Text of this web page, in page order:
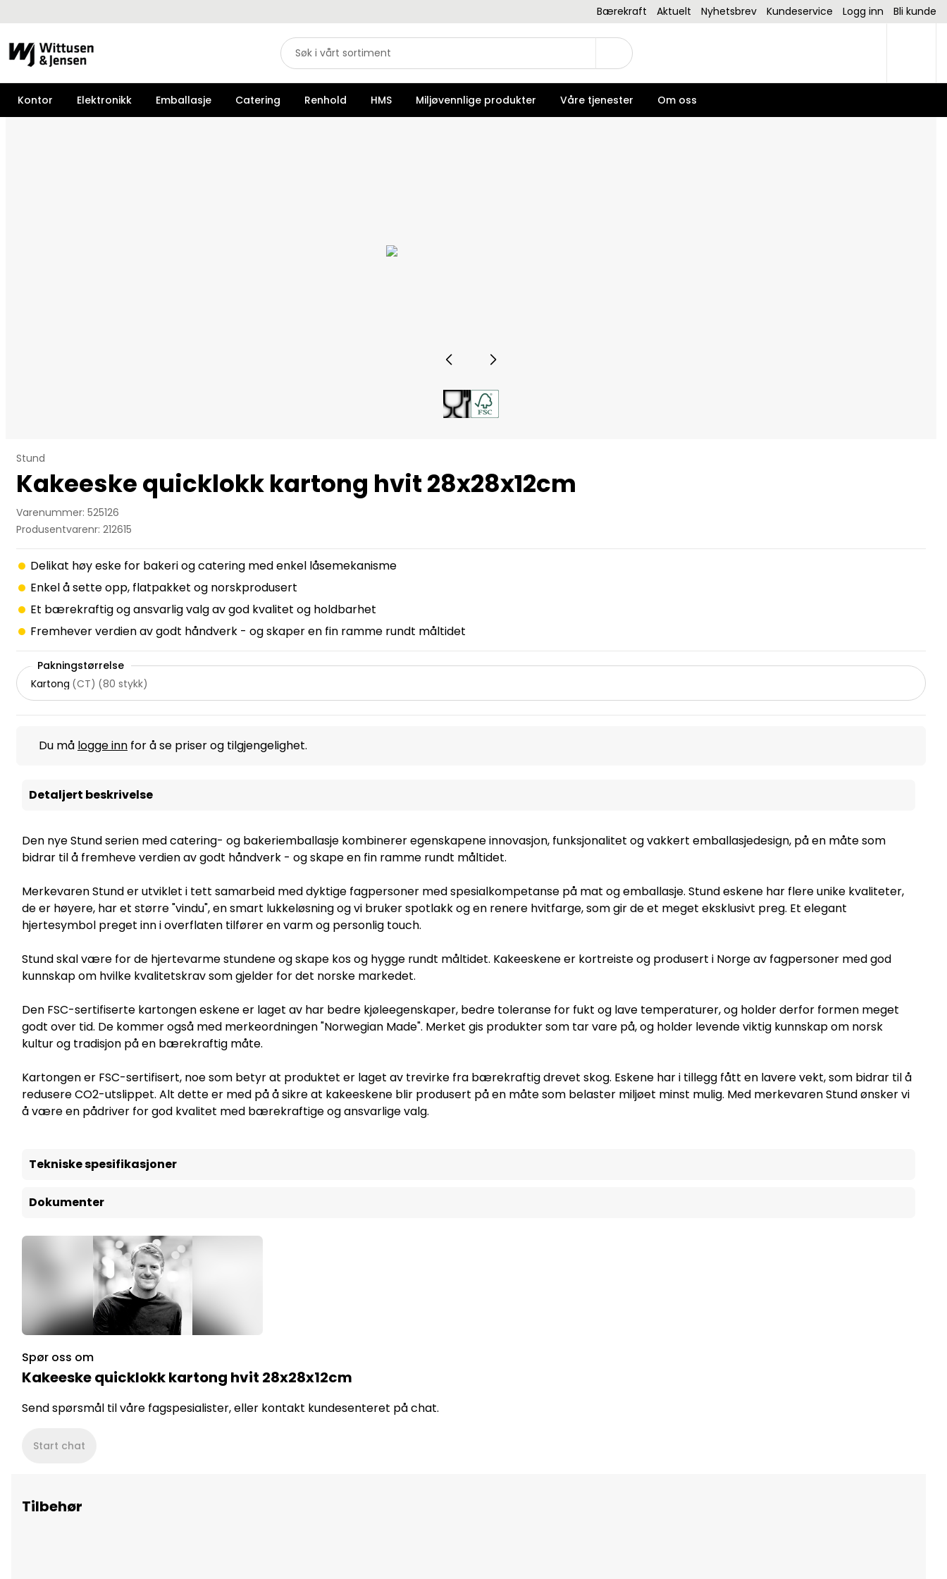
Bærekraft Aktuelt Nyhetsbrev Kundeservice Logg inn Bli kunde
Kontor Elektronikk Emballasje Catering Renhold HMS Miljøvennlige produkter Våre tjenester Om oss
Stund
Kakeeske quicklokk kartong hvit 28x28x12cm
Varenummer: 525126
Produsentvarenr: 212615
Delikat høy eske for bakeri og catering med enkel låsemekanisme
Enkel å sette opp, flatpakket og norskprodusert
Et bærekraftig og ansvarlig valg av god kvalitet og holdbarhet
Fremhever verdien av godt håndverk - og skaper en fin ramme rundt måltidet
Pakningstørrelse
Kartong (CT) (80 stykk)
Du må logge inn for å se priser og tilgjengelighet.
Detaljert beskrivelse
Den nye Stund serien med catering- og bakeriemballasje kombinerer egenskapene innovasjon, funksjonalitet og vakkert emballasjedesign, på en måte som
bidrar til å fremheve verdien av godt håndverk - og skape en fin ramme rundt måltidet.
Merkevaren Stund er utviklet i tett samarbeid med dyktige fagpersoner med spesialkompetanse på mat og emballasje. Stund eskene har flere unike kvaliteter,
de er høyere, har et større "vindu", en smart lukkeløsning og vi bruker spotlakk og en renere hvitfarge, som gir de et meget eksklusivt preg. Et elegant
hjertesymbol preget inn i overflaten tilfører en varm og personlig touch.
Stund skal være for de hjertevarme stundene og skape kos og hygge rundt måltidet. Kakeeskene er kortreiste og produsert i Norge av fagpersoner med god
kunnskap om hvilke kvalitetskrav som gjelder for det norske markedet.
Den FSC-sertifiserte kartongen eskene er laget av har bedre kjøleegenskaper, bedre toleranse for fukt og lave temperaturer, og holder derfor formen meget
godt over tid. De kommer også med merkeordningen "Norwegian Made". Merket gis produkter som tar vare på, og holder levende viktig kunnskap om norsk
kultur og tradisjon på en bærekraftig måte.
Kartongen er FSC-sertifisert, noe som betyr at produktet er laget av trevirke fra bærekraftig drevet skog. Eskene har i tillegg fått en lavere vekt, som bidrar til å
redusere CO2-utslippet. Alt dette er med på å sikre at kakeeskene blir produsert på en måte som belaster miljøet minst mulig. Med merkevaren Stund ønsker vi
å være en pådriver for god kvalitet med bærekraftige og ansvarlige valg.
Tekniske spesifikasjoner
Dokumenter
Spør oss om
Kakeeske quicklokk kartong hvit 28x28x12cm
Send spørsmål til våre fagspesialister, eller kontakt kundesenteret på chat.
Start chat
Tilbehør